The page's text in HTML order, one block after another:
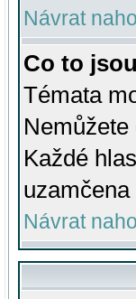
Návrat
Co to
Témata
Každé
Návrat